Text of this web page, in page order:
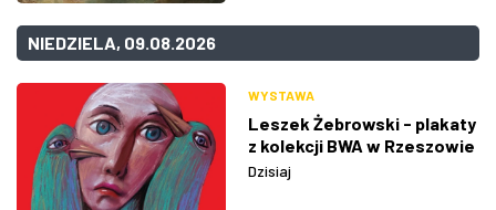
NIEDZIELA, 09.08.2026
WYSTAWA
Leszek Żebrowski - plakaty
z kolekcji BWA w Rzeszowie
Dzisiaj